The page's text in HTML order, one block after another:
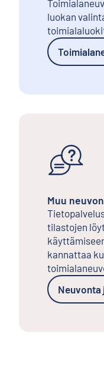
luokan
Muu
tilastojen
kannattaa
Neuvonta